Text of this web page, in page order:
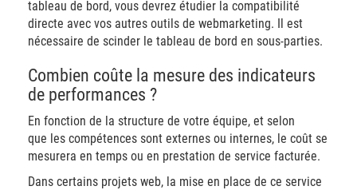
tableau de bord, vous devrez étudier la compatibilité
directe avec vos autres outils de webmarketing. Il est
nécessaire de scinder le tableau de bord en sous-parties.
Combien coûte la mesure des indicateurs
de performances ?
En fonction de la structure de votre équipe, et selon
que les compétences sont externes ou internes, le coût se
mesurera en temps ou en prestation de service facturée.
Dans certains projets web, la mise en place de ce service